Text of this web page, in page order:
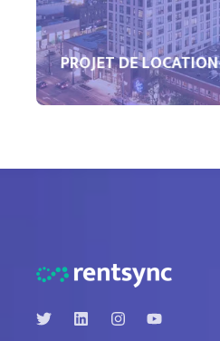
PROJET DE